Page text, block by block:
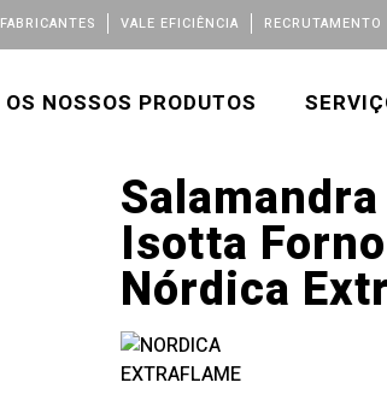
FABRICANTES VALE EFICIÊNCIA RECRUTAMENTO
OS NOSSOS PRODUTOS
Isotta
Nórdica